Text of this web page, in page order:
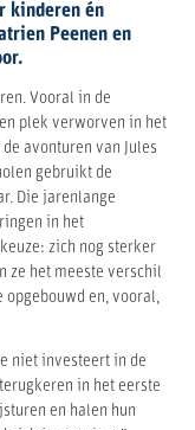
kinderen én
Peenen en
Vooral in de
plek verworven in het
avonturen van Jules
gebruikt de
Die jarenlange
in het
zich nog sterker
ze het meeste verschil
opgebouwd en, vooral,
niet investeert in de
in het eerste
en halen hun